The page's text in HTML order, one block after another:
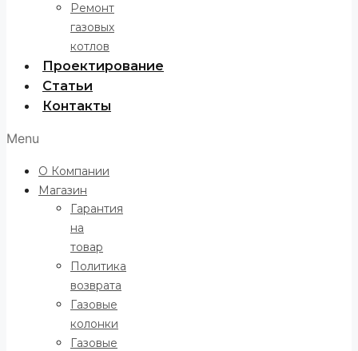
Ремонт
газовых
котлов
Проектирование
Статьи
Контакты
Menu
О Компании
Магазин
Гарантия
на
товар
Политика
возврата
Газовые
колонки
Газовые